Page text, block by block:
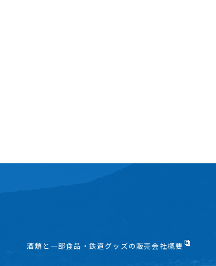
酒類と一部食品・鉄道グッズの販売会社概要